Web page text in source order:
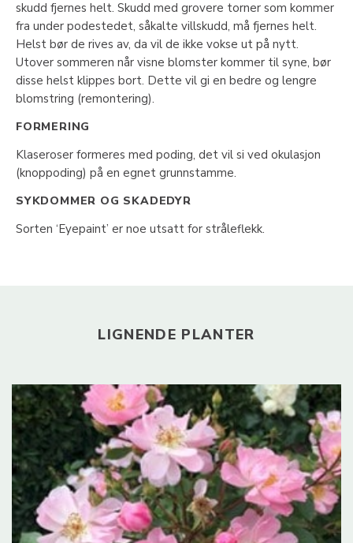
skudd fjernes helt. Skudd med grovere torner som kommer
fra under podestedet, såkalte villskudd, må fjernes helt.
Helst bør de rives av, da vil de ikke vokse ut på nytt.
Utover sommeren når visne blomster kommer til syne, bør
disse helst klippes bort. Dette vil gi en bedre og lengre
blomstring (remontering).
FORMERING
Klaseroser formeres med poding, det vil si ved okulasjon
(knoppoding) på en egnet grunnstamme.
SYKDOMMER OG SKADEDYR
Sorten ‘Eyepaint’ er noe utsatt for stråleflekk.
LIGNENDE PLANTER